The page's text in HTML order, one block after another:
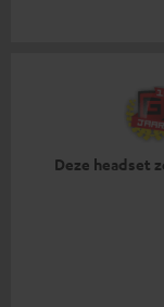
Deze headset